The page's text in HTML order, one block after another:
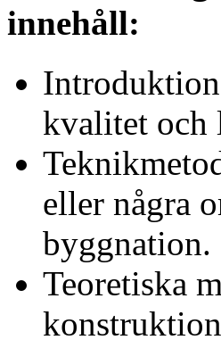
innehåll:
kvalitet och
eller några
byggnation.
Teoretiska